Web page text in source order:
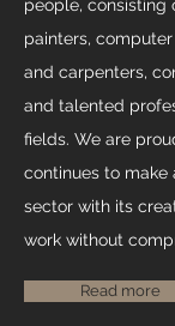
people, consisting
painters,
and carpenters,
and talented
fields. We are
continues to make
sector with its
work without
Read more